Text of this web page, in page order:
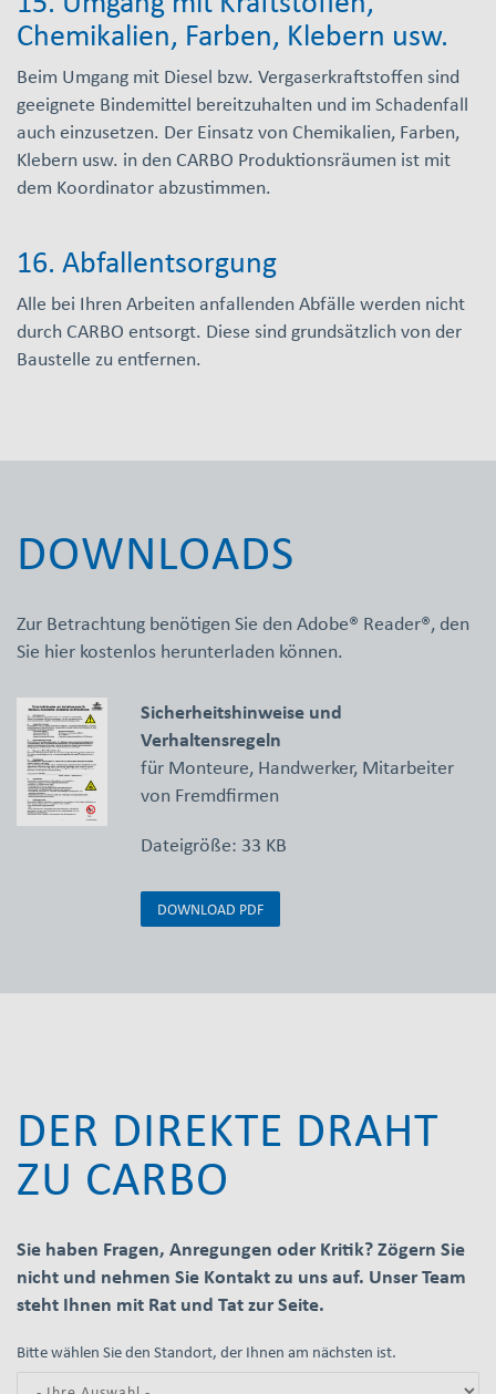
Chemikalien, Farben, Klebern usw.
Beim Umgang mit Diesel bzw. Vergaserkraftstoffen sind
geeignete Bindemittel bereitzuhalten und im Schadenfall
auch einzusetzen. Der Einsatz von Chemikalien, Farben,
Klebern usw. in den CARBO Produktionsräumen ist mit
dem Koordinator abzustimmen.
16. Abfallentsorgung
Alle bei Ihren Arbeiten anfallenden Abfälle werden nicht
durch CARBO entsorgt. Diese sind grundsätzlich von der
Baustelle zu entfernen.
DOWNLOADS
Zur Betrachtung benötigen Sie den Adobe® Reader®, den
Sie hier kostenlos herunterladen können.
Sicherheitshinweise und
Verhaltensregeln
für Monteure, Handwerker, Mitarbeiter
von Fremdfirmen
Dateigröße: 33 KB
DOWNLOAD PDF
DER DIREKTE DRAHT
ZU CARBO
Sie haben Fragen, Anregungen oder Kritik? Zögern Sie
nicht und nehmen Sie Kontakt zu uns auf. Unser Team
steht Ihnen mit Rat und Tat zur Seite.
Bitte wählen Sie den Standort, der Ihnen am nächsten ist.